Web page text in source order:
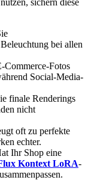
bei allen
Commerce-Fotos
Social-Media-
finale Renderings
nicht
oft zu perfekte
echter.
Ihr Shop eine
Kontext LoRA-